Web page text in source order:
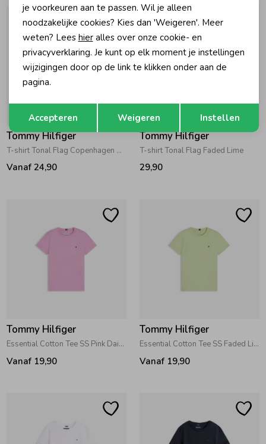
Tommy Hilfiger
T-shirt Tonal Flag Copenhagen Blue
Vanaf 24,90
Tommy Hilfiger
T-shirt Tonal Flag Faded Lime
29,90
Tommy Hilfiger
Essential Cotton Tee SS Pink Daisy
Vanaf 19,90
Tommy Hilfiger
Essential Cotton Tee SS Faded Lime
Vanaf 19,90
Terug Opslaan
je voorkeuren aan te passen. Wil je alleen
noodzakelijke cookies? Kies dan 'Weigeren'. Meer
weten? Lees hieralles over onze cookie- en
privacyverklaring. Je kunt op elk moment je instellingen
wijzigingen door op de link te klikken onder aan de
pagina.
Accepteren Weigeren Instellen